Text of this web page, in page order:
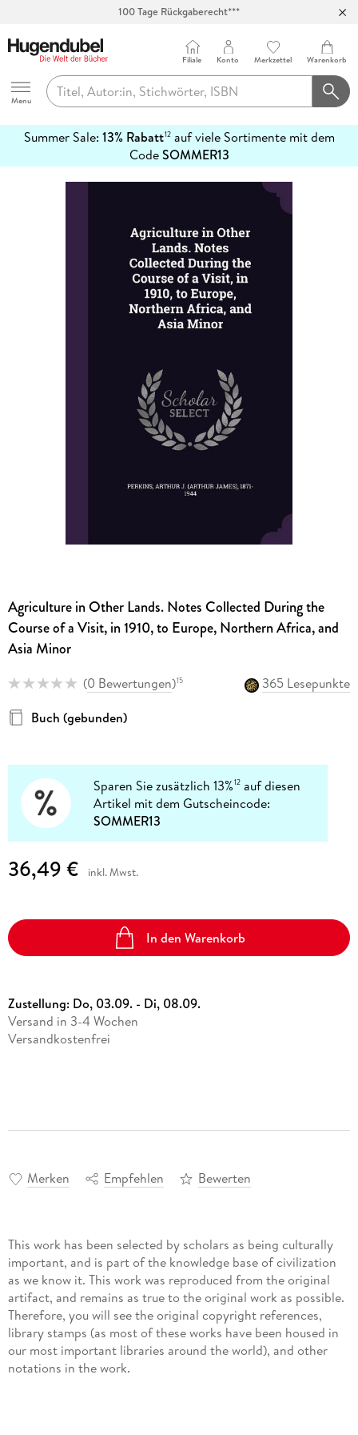
100 Tage Rückgaberecht***
Hugendubel
Menu
Filiale Konto Merkzettel Warenkorb
Summer Sale: 13% Rabatt12auf viele Sortimente mit dem
CodeSOMMER13
erfahren
Agriculture in Other Lands. Notes Collected During the
Course of a Visit, in 1910, to Europe, Northern Africa, and
Asia Minor
(0 Bewertungen)15
365 Lesepunkte
Buch (gebunden)
Sparen Sie zusätzlich 13%12 auf diesen
Artikel mit dem Gutscheincode:
SOMMER13
36,49 € inkl. Mwst.
In den Warenkorb
Zustellung: Do, 03.09. - Di, 08.09.
Versand in 3-4 Wochen
Versandkostenfrei
Merken Empfehlen Bewerten
This work has been selected by scholars as being culturally
important, and is part of the knowledge base of civilization
as we know it. This work was reproduced from the original
artifact, and remains as true to the original work as possible.
Therefore, you will see the original copyright references,
library stamps (as most of these works have been housed in
our most important libraries around the world), and other
notations in the work.